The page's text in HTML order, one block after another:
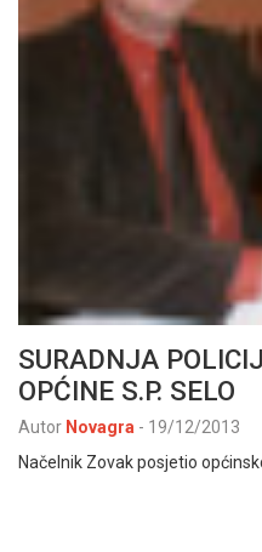
SURADNJA
OPĆINE S.P. SELO
Autor Novagra - 19/12/2013
Načelnik Zovak posjetio